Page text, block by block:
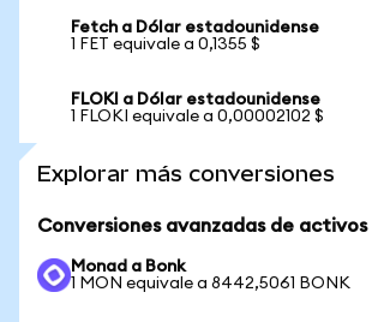
Fetch a Dólar estadounidense
1 FET equivale a 0,1355 $
FLOKI a Dólar estadounidense
1 FLOKI equivale a 0,00002102 $
Explorar más conversiones
Conversiones avanzadas de activos
Monad a Bonk
1 MON equivale a 8442,5061 BONK